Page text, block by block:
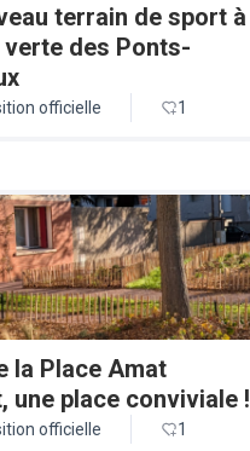
terrain de sport à
verte des Ponts-
officielle 1
la Place Amat
une place conviviale !
officielle 1